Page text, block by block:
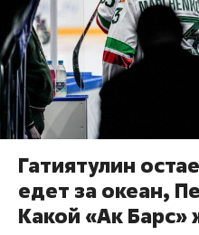
Гатиятулин
едет за океан,
Какой «Ак